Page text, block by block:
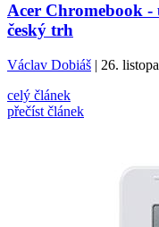
Acer Chromebook -
český trh
Václav Dobiáš| 26.
celý článek
přečíst článek